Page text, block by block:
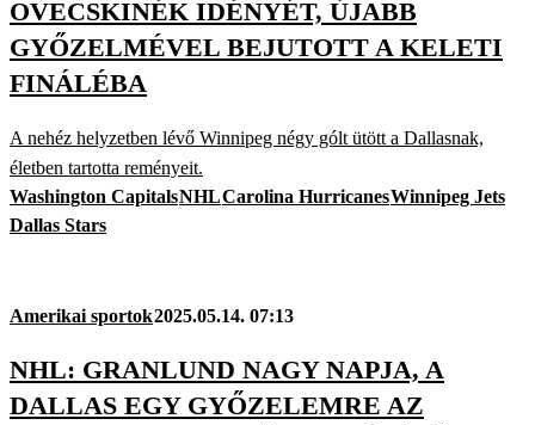
OVECSKINÉK IDÉNYÉT, ÚJABB
GYŐZELMÉVEL BEJUTOTT A KELETI
FINÁLÉBA
A nehéz helyzetben lévő Winnipeg négy gólt ütött a Dallasnak,
életben tartotta reményeit.
Washington CapitalsNHLCarolina HurricanesWinnipeg Jets
Dallas Stars
Amerikai sportok2025.05.14. 07:13
NHL: GRANLUND NAGY NAPJA, A
DALLAS EGY GYŐZELEMRE AZ